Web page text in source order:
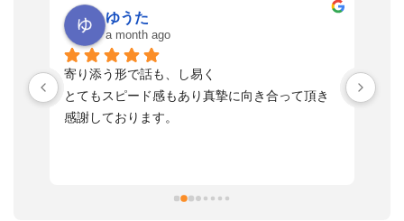
ゆうた
a month ago
寄り添う形で話も、し易く
とてもスピード感もあり真摯に向き合って頂き
感謝しております。